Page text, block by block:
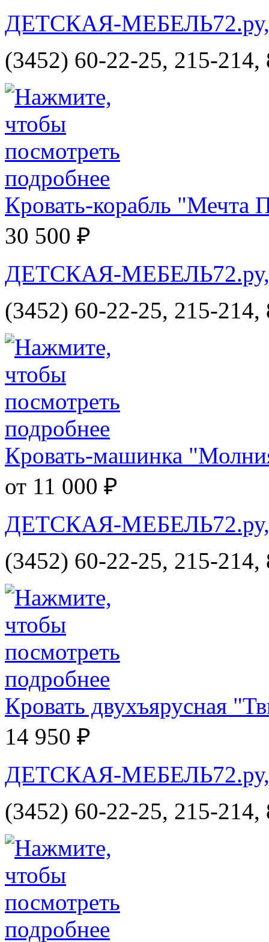
ДЕТСКАЯ-МЕБЕЛЬ72.ру,
(3452) 60-22-25, 215-
Кровать-корабль "Мечта
30 500 ₽
ДЕТСКАЯ-МЕБЕЛЬ72.ру,
(3452) 60-22-25, 215-
Кровать-машинка
от 11 000 ₽
ДЕТСКАЯ-МЕБЕЛЬ72.ру,
(3452) 60-22-25, 215-
Кровать двухъярусная
14 950 ₽
ДЕТСКАЯ-МЕБЕЛЬ72.ру,
(3452) 60-22-25, 215-